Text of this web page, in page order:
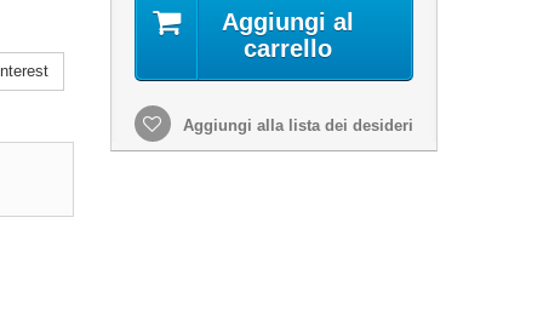
Aggiungi al
carrello
Aggiungi alla lista dei desideri